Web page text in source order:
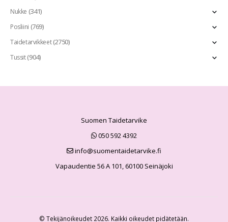
Nukke (341)
Posliini (769)
Taidetarvikkeet(2750)
Tussit(904)
Suomen Taidetarvike
050 592 4392
info@suomentaidetarvike.fi
Vapaudentie 56 A 101, 60100 Seinäjoki
© Tekijänoikeudet 2026. Kaikki oikeudet pidätetään.